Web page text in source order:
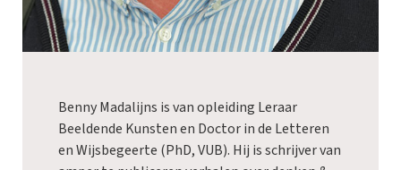
Benny Madalijns is van opleiding Leraar
Beeldende Kunsten en Doctor in de Letteren
en Wijsbegeerte (PhD, VUB). Hij is schrijver van